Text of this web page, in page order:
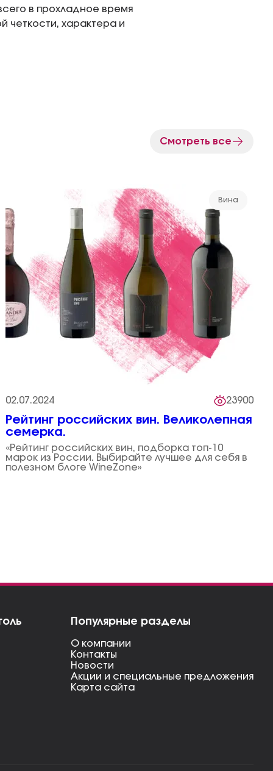
в прохладное время
четкости, характера и
Смотреть все
Вина
02.07.2024 23900
Рейтинг российских вин. Великолепная
семерка.
«Рейтинг российских вин, подборка топ-10
марок из России. Выбирайте лучшее для себя в
полезном блоге WineZone»
Популярные разделы
О компании
Контакты
Новости
Акции и специальные предложения
Карта сайта